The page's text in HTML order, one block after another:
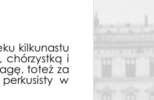
kilkunastu
chórzystką i
toteż za
w